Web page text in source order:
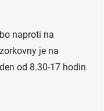
naproti na
je na
od 8.30-17 hodin